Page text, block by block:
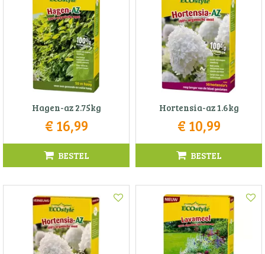
Hagen-az 2.75kg
€ 16,99
BESTEL
Hortensia-az 1.6kg
€ 10,99
BESTEL